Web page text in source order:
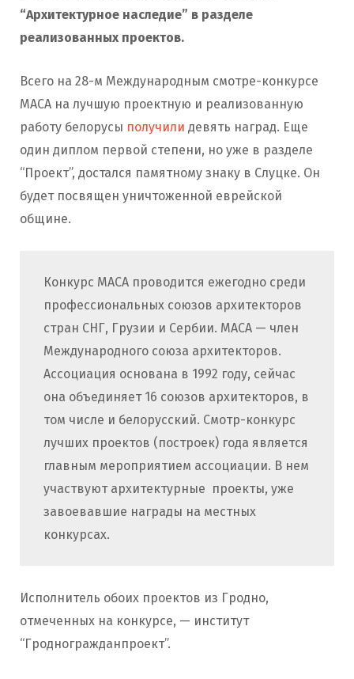
“Архитектурное наследие” в разделе
реализованных проектов.
Всего на 28-м Международным смотре-конкурсе
МАСА на лучшую проектную и реализованную
работу белорусы получили девять наград. Еще
один диплом первой степени, но уже в разделе
“Проект”, достался памятному знаку в Слуцке. Он
будет посвящен уничтоженной еврейской
общине.
Конкурс МАСА проводится ежегодно среди
профессиональных союзов архитекторов
стран СНГ, Грузии и Сербии. МАСА — член
Международного союза архитекторов.
Ассоциация основана в 1992 году, сейчас
она объединяет 16 союзов архитекторов, в
том числе и белорусский. Смотр-конкурс
лучших проектов (построек) года является
главным мероприятием ассоциации. В нем
участвуют архитектурные проекты, уже
завоевавшие награды на местных
конкурсах.
Исполнитель обоих проектов из Гродно,
отмеченных на конкурсе, — институт
“Гродногражданпроект”.